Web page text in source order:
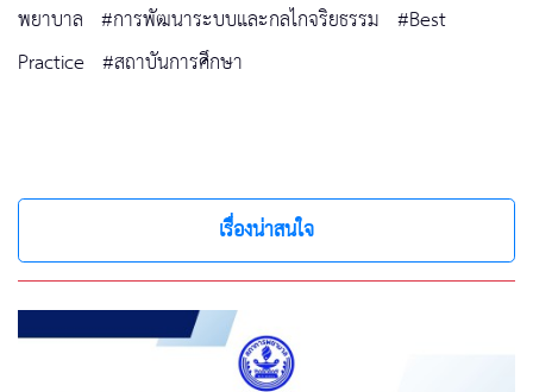
พยาบาล #การพัฒนาระบบและกลไกจริยธรรม #Best
Practice #สถาบันการศึกษา
เรื่องน่าสนใจ